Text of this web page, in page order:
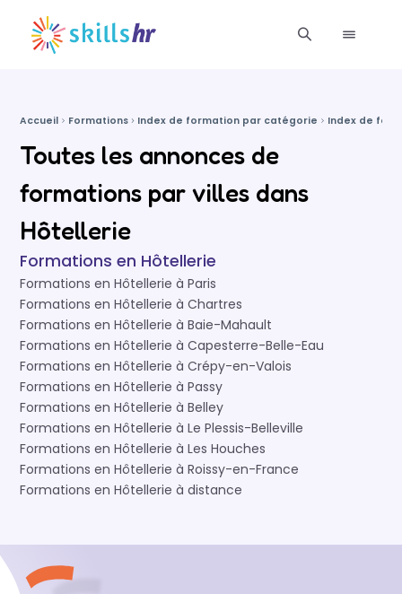
Accueil Formations Index de formation par catégorie Index de
Toutes les annonces de
formations par villes dans
Hôtellerie
Formations en Hôtellerie
Formations en Hôtellerie à Paris
Formations en Hôtellerie à Chartres
Formations en Hôtellerie à Baie-Mahault
Formations en Hôtellerie à Capesterre-Belle-Eau
Formations en Hôtellerie à Crépy-en-Valois
Formations en Hôtellerie à Passy
Formations en Hôtellerie à Belley
Formations en Hôtellerie à Le Plessis-Belleville
Formations en Hôtellerie à Les Houches
Formations en Hôtellerie à Roissy-en-France
Formations en Hôtellerie à distance